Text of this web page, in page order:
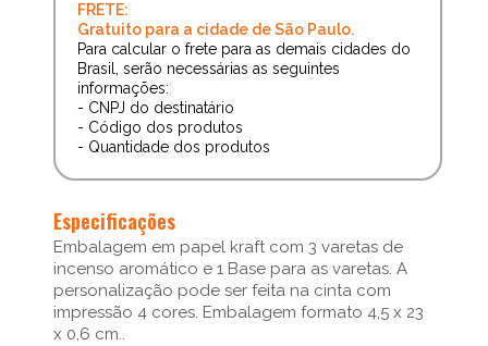
FRETE:
Gratuito para a cidade de São Paulo.
Para calcular o frete para as demais cidades do
Brasil, serão necessárias as seguintes
informações:
- CNPJ do destinatário
- Código dos produtos
- Quantidade dos produtos
Especificações
Embalagem em papel kraft com 3 varetas de
incenso aromático e 1 Base para as varetas. A
personalização pode ser feita na cinta com
impressão 4 cores. Embalagem formato 4,5 x 23
x 0,6 cm..